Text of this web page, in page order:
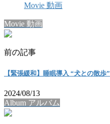
Movie 動画
Movie 動画
前の記事
【緊張緩和】睡眠導入 “犬との散歩”
2024/08/13
Album アルバム